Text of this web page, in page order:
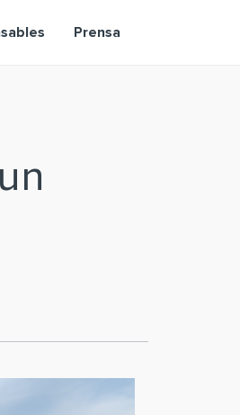
Prensa